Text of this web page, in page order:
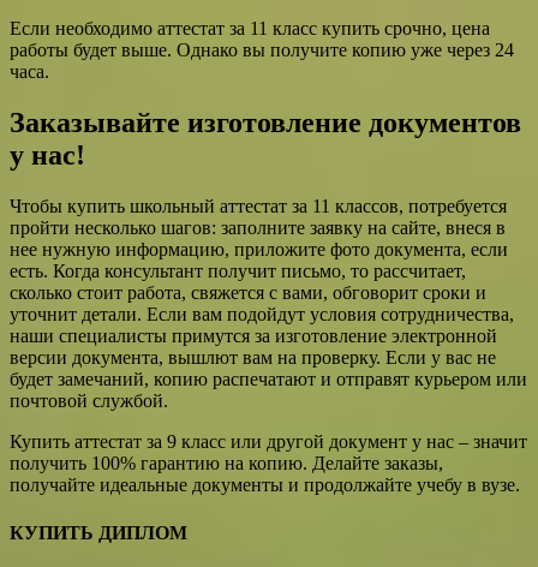
Если необходимо аттестат за 11 класс купить срочно, цена
работы будет выше. Однако вы получите копию уже через 24
часа.
Заказывайте изготовление документов
у нас!
Чтобы купить школьный аттестат за 11 классов, потребуется
пройти несколько шагов: заполните заявку на сайте, внеся в
нее нужную информацию, приложите фото документа, если
есть. Когда консультант получит письмо, то рассчитает,
сколько стоит работа, свяжется с вами, обговорит сроки и
уточнит детали. Если вам подойдут условия сотрудничества,
наши специалисты примутся за изготовление электронной
версии документа, вышлют вам на проверку. Если у вас не
будет замечаний, копию распечатают и отправят курьером или
почтовой службой.
Купить аттестат за 9 класс или другой документ у нас – значит
получить 100% гарантию на копию. Делайте заказы,
получайте идеальные документы и продолжайте учебу в вузе.
КУПИТЬ ДИПЛОМ